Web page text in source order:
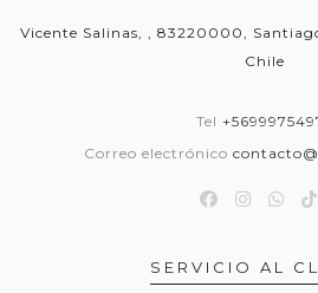
Vicente Salinas, , 83220000,
Chile
Tel
Correo electrónico
SERVICIO AL